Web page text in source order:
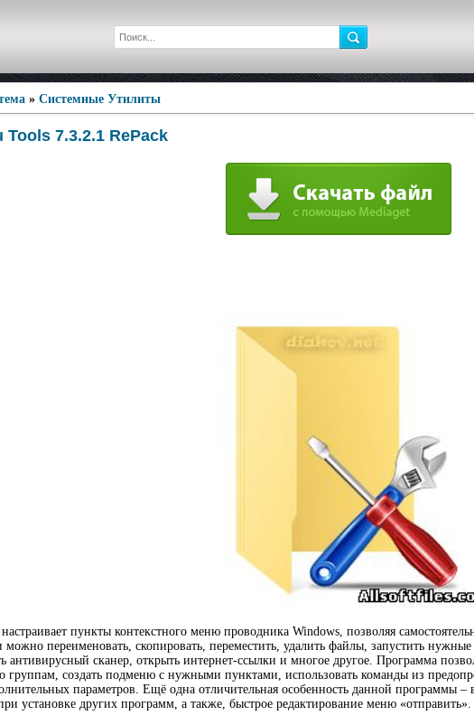
» Системные Утилиты
Tools 7.3.2.1 RePack
пункты контекстного меню проводника Windows, позволяя
переименовать, скопировать, переместить, удалить файлы, запустить
антивирусный сканер, открыть интернет-ссылки и многое другое. Программа
группам, создать подменю с нужными пунктами, использовать команды из
параметров. Ещё одна отличительная особенность данной программы
установке других программ, а также, быстрое редактирование меню «отправить».